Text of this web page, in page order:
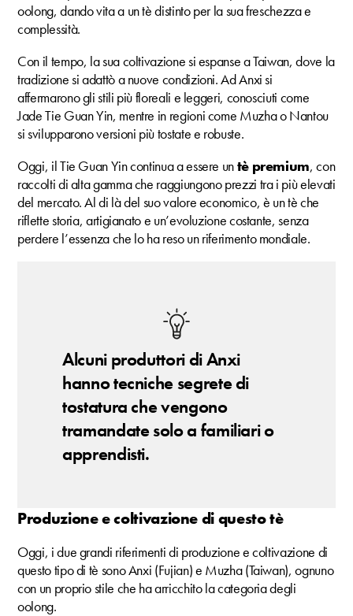
oolong, dando vita a un tè distinto per la sua freschezza e
complessità.
Con il tempo, la sua coltivazione si espanse a Taiwan, dove la
tradizione si adattò a nuove condizioni. Ad Anxi si
affermarono gli stili più floreali e leggeri, conosciuti come
Jade Tie Guan Yin, mentre in regioni come Muzha o Nantou
si svilupparono versioni più tostate e robuste.
Oggi, il Tie Guan Yin continua a essere untè premium, con
raccolti di alta gamma che raggiungono prezzi tra i più elevati
del mercato. Al di là del suo valore economico, è un tè che
riflette storia, artigianato e un’evoluzione costante, senza
perdere l’essenza che lo ha reso un riferimento mondiale.
Alcuni produttori di Anxi
hanno tecniche segrete di
tostatura che vengono
tramandate solo a familiari o
apprendisti.
Produzione e coltivazione di questo tè
Oggi, i due grandi riferimenti di produzione e coltivazione di
questo tipo di tè sono Anxi (Fujian) e Muzha (Taiwan), ognuno
con un proprio stile che ha arricchito la categoria degli
oolong.